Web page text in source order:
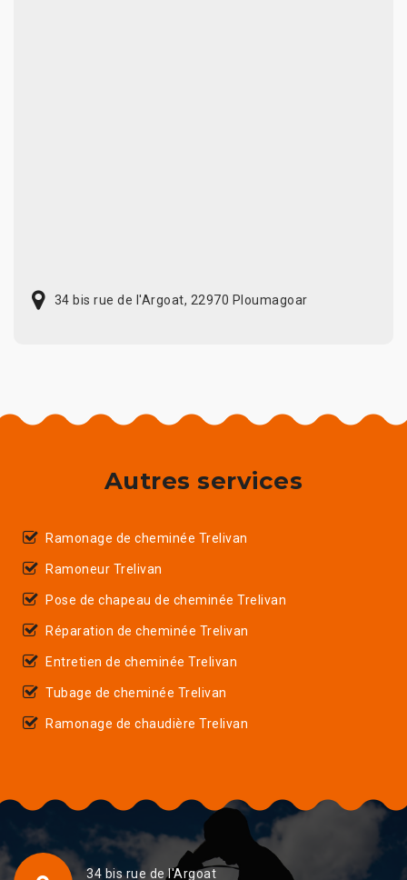
34 bis rue de l'Argoat, 22970 Ploumagoar
Autres services
Ramonage de cheminée Trelivan
Ramoneur Trelivan
Pose de chapeau de cheminée Trelivan
Réparation de cheminée Trelivan
Entretien de cheminée Trelivan
Tubage de cheminée Trelivan
Ramonage de chaudière Trelivan
34 bis rue de l'Argoat